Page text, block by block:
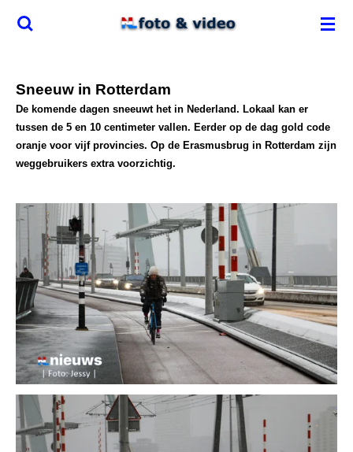
Ga
direct
hoofdinhoud
Sneeuw in Rotterdam
De komende dagen sneeuwt het in Nederland. Lokaal kan er
tussen de 5 en 10 centimeter vallen. Eerder op de dag gold code
oranje voor vijf provincies. Op de Erasmusbrug in Rotterdam zijn
weggebruikers extra voorzichtig.